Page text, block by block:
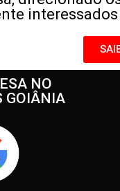
NO
GOIÂNIA